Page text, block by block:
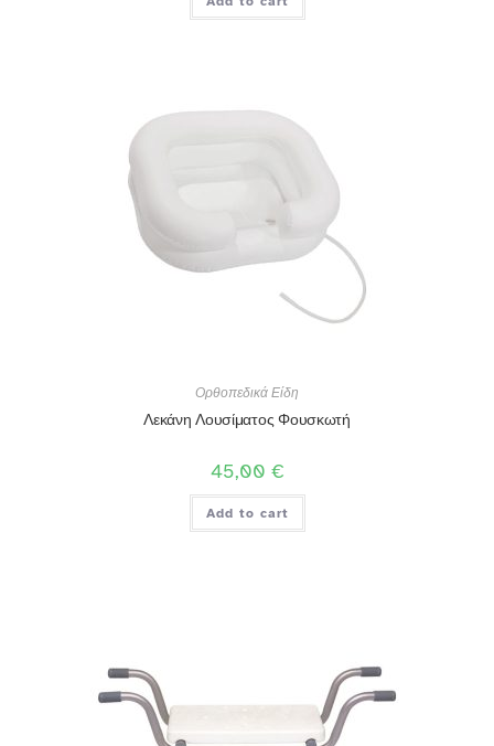
Ορθοπεδικά Είδη
Λεκάνη Λουσίματος Φουσκωτή
45,00 €
Add to cart